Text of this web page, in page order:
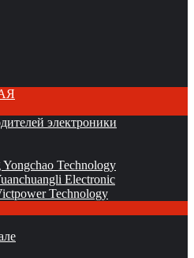
электроники
Yongchao Technology
Electronic
Technology